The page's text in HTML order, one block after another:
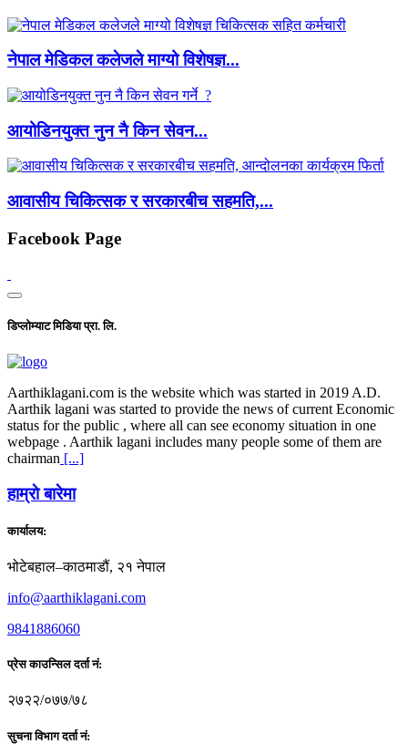
नेपाल मेडिकल कलेजले माग्यो विशेषज्ञ...
आयोडिनयुक्त नुन नै किन सेवन...
आवासीय चिकित्सक र सरकारबीच सहमति,...
Facebook Page
डिप्लोम्याट मिडिया प्रा. लि.
Aarthiklagani.com is the website which was started in 2019 A.D.
Aarthik lagani was started to provide the news of current Economic
status for the public , where all can see economy situation in one
webpage . Aarthik lagani includes many people some of them are
chairman [...]
हाम्राे बारेमा
कार्यालय:
भोटेबहाल–काठमाडौं, २१ नेपाल
info@aarthiklagani.com
9841886060
प्रेस काउन्सिल दर्ता नं:
२७२२/०७७/७८
सुचना विभाग दर्ता नं: